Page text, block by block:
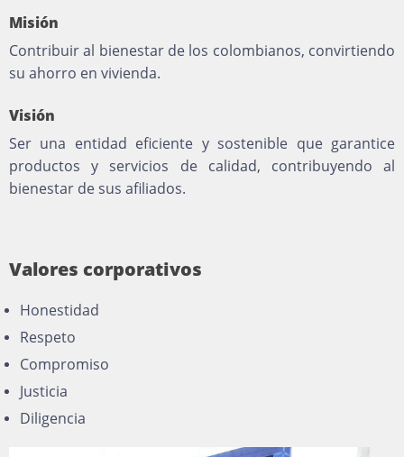
Misión
Contribuir al bienestar de los colombianos, convirtiendo
su ahorro en vivienda.
Visión
Ser una entidad eficiente y sostenible que garantice
productos y servicios de calidad, contribuyendo al
bienestar de sus afiliados.
Valores corporativos
Honestidad
Respeto
Compromiso
Justicia
Diligencia